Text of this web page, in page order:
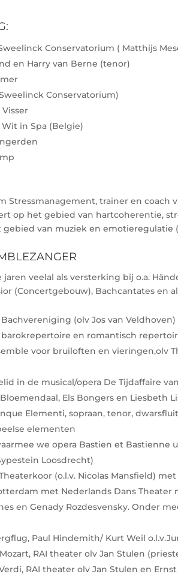
Conservatorium ( Matthijs
en Harry van Berne (tenor)
Conservatorium)
Wit in Spa (Belgie)
Stressmanagement, trainer en coach
op het gebied van hartcoherentie,
van muziek en emotieregulatie
jaren veelal als versterking bij o.a.
(Concertgebouw), Bachcantates
Bachvereniging (olv Jos van Veldhoven)
barokrepertoire en romantisch
voor bruiloften en vieringen,olv
in de musical/opera De Tijdaffaire
Els Bongers en Liesbeth
Elementi, sopraan, tenor,
elementen
we opera Bastien et
Loosdrecht)
(o.l.v. Nicolas Mansfield)
met Nederlands Dans Theater
en Genady Rozdesvensky. Onder
Paul Hindemith/ Kurt Weil
RAI theater olv Jan Stulen
RAI theater olv Jan Stulen en